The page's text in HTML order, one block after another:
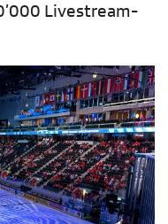
Livestream-